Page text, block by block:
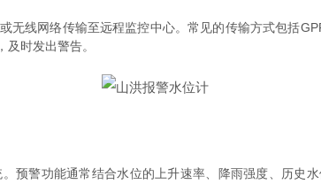
线网络传输至远程监控中心。常见的传输方式包括
时发出警告。
警功能通常结合水位的上升速率、降雨强度、历史